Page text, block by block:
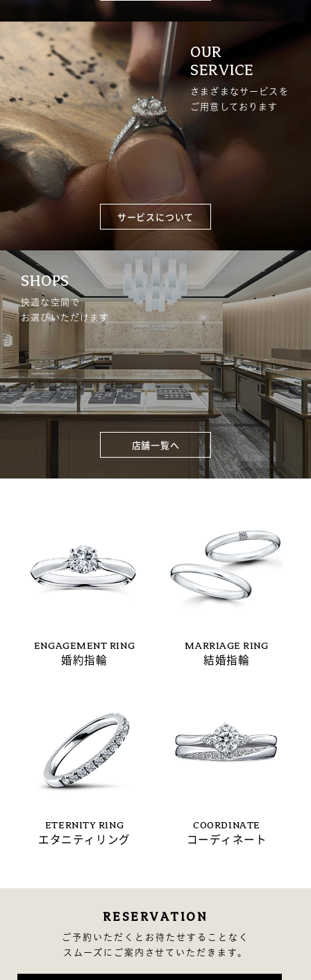
OUR
SERVICE
さまざまなサービスを
ご用意しております
サービスについて
SHOPS
快適な空間で
お選びいただけます
店舗一覧へ
ENGAGEMENT RING
婚約指輪
MARRIAGE RING
結婚指輪
ETERNITY RING
エタニティリング
COORDINATE
コーディネート
RESERVATION
ご予約いただくとお待たせすることなく
スムーズにご案内させていただきます。